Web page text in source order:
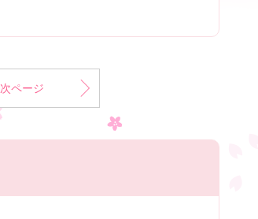
次ページ